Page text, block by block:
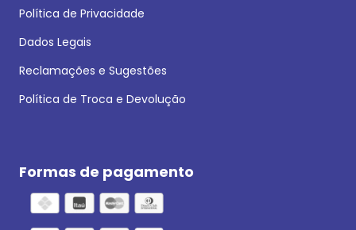
Política de Privacidade
Dados Legais
Reclamações e Sugestões
Política de Troca e Devolução
Formas de pagamento